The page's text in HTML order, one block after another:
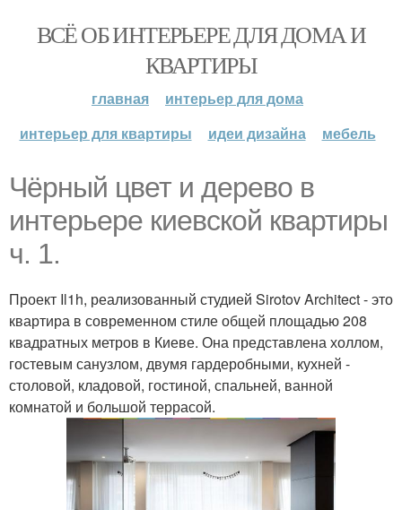
ВСЁ ОБ ИНТЕРЬЕРЕ ДЛЯ ДОМА И
КВАРТИРЫ
главная
интерьер для дома
интерьер для квартиры
идеи дизайна мебель
Чёрный цвет и дерево в
интерьере киевской квартиры
ч. 1.
Проект Il1h, реализованный студией Sirotov Architect - это
квартира в современном стиле общей площадью 208
квадратных метров в Киеве. Она представлена холлом,
гостевым санузлом, двумя гардеробными, кухней -
столовой, кладовой, гостиной, спальней, ванной
комнатой и большой террасой.